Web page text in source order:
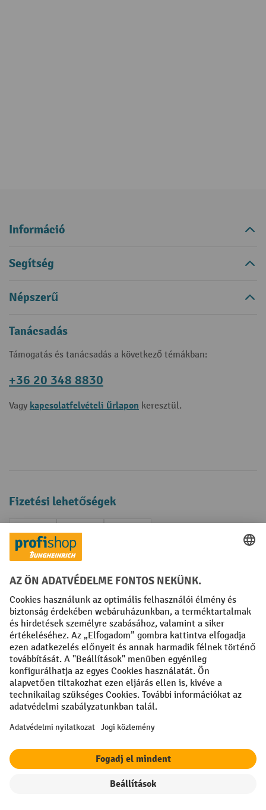
Információ
Segítség
Népszerű
Tanácsadás
Támogatás és tanácsadás a következő témákban:
+36 20 348 8830
Vagy kapcsolatfelvételi űrlapon keresztül.
Fizetési lehetőségek
Creditcard (Master)Creditcard (Visa)
Előrefizetés
Közösségi Média
Facebook
YouTube
LinkedIn
Instagram
Impresszum ÁSZF Adatvédelmi tájékoztató
Adatvédelmi beállítások
All prices excl. VAT plusshipping costsand possible delivery charges,
A feltüntetett kedvezmények a készlet erejéig érvényesek. A
(kuponokkal) nem vonható össze.